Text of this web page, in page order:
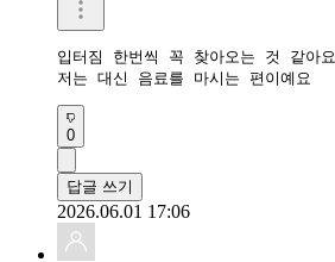
입터짐 한번씩 꼭 찾아오는 것 같아요
저는 대신 음료를 마시는 편이예요
0
답글 쓰기
2026.06.01 17:06